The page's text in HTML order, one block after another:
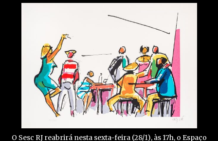
O Sesc RJ reabrirá nesta sexta-feira (28/1), às 17h, o Espaço